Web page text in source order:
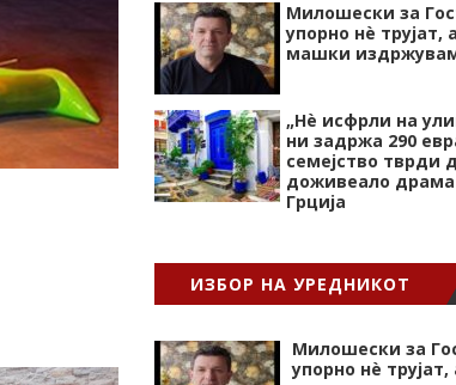
Милошески за
упорно нѐ трујат,
машки
„Нѐ исфрли на
ни задржа 290
семејство тврди
доживеало
Грција
ИЗБОР НА УРЕДНИКОТ
Милошески за
упорно нѐ